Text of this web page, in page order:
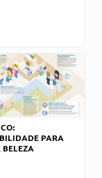
PARA
BELEZA